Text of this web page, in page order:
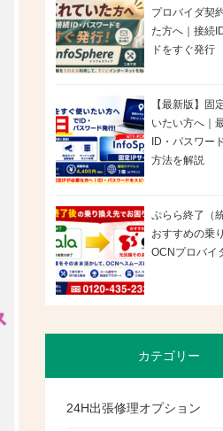
プロバイダ契
た方へ｜接続
ドをすぐ発行
【最新版】固
いたい方へ｜
ID・パスワー
方法を解説
ぷらら終了（
おすすめの乗
OCNプロバイ
カテゴリー
24H出張修理オプション